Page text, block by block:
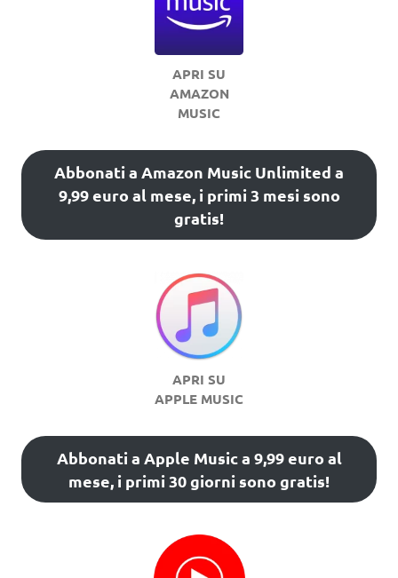
APRI SU
AMAZON
MUSIC
Abbonati a Amazon Music Unlimited a
9,99 euro al mese, i primi 3 mesi sono
gratis!
APRI SU
APPLE MUSIC
Abbonati a Apple Music a 9,99 euro al
mese, i primi 30 giorni sono gratis!